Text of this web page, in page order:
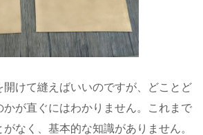
開けて縫えばいいのですが、どことど
かが直ぐにはわかりません。これまで
なく、基本的な知識がありません。